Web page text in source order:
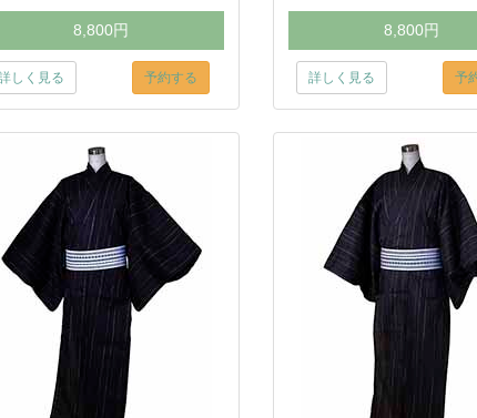
8,800円
しく見る 予約する
8,800円
詳しく見る 予